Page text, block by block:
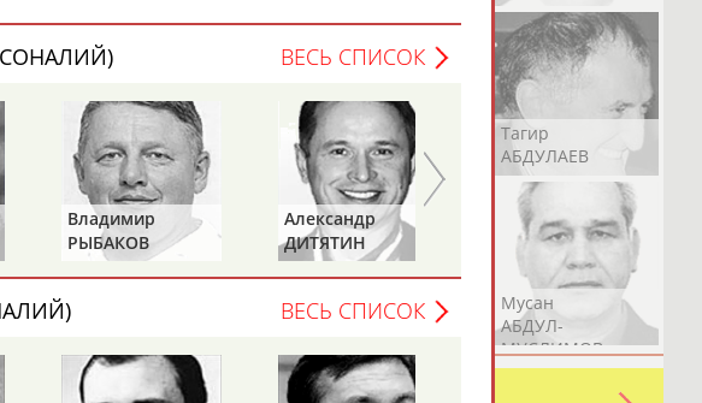
Герман
АБДУЛАЕВ
Рамазан
АБДУЛАЕВ
Тагир
АБДУЛАЕВ
Эмиль
АБДУЛЛИН
Мусан
АБДУЛ-
МУСЛИМОВ
или исправить какую-либо ошибку в уже
ВЕСЬ СПИСОК
Владимир
РЫБАКОВ
Александр
ДИТЯТИН
Лариса
КАРЛОВА
ВЕСЬ СПИСОК